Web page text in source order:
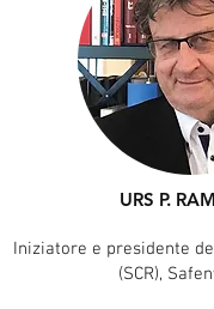
URS P.
Iniziatore e presidente
(SCR),